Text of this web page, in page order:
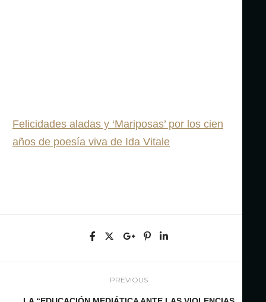
Felicidades aladas y ‘Mariposas’ por los cien
años de poesía viva de Ida Vitale
PREVIOUS